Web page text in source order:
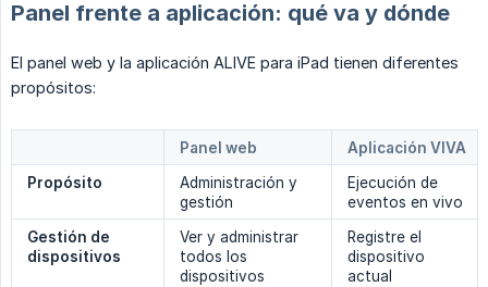
Panel frente a aplicación: qué va y dónde
El panel web y la aplicación ALIVE para iPad tienen diferentes
propósitos:
Panel web
Aplicación VIVA
Propósito
Administración y
gestión
Ejecución de
eventos en vivo
Gestión de
dispositivos
Ver y administrar
todos los
dispositivos
Registre el
dispositivo
actual